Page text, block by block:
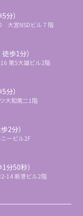
分）
大宮NSDビル７階
歩1分）
第5大雄ビル2階
分）
大和第二1階
2分）
ービル2F
分50秒）
14 新港ビル2階